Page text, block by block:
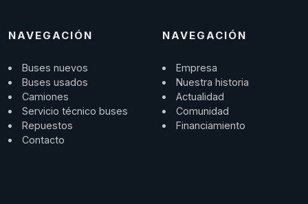
NAVEGACIÓN
Buses nuevos
Buses usados
Camiones
Servicio técnico buses
Repuestos
Contacto
NAVEGACIÓN
Empresa
Nuestra historia
Actualidad
Comunidad
Financiamiento